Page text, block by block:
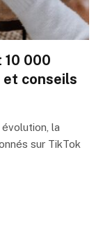
10 000
et conseils
la
sur TikTok